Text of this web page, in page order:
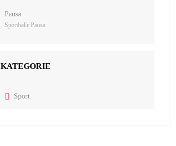
Pausa
Sporthalle Pausa
KATEGORIE
Sport